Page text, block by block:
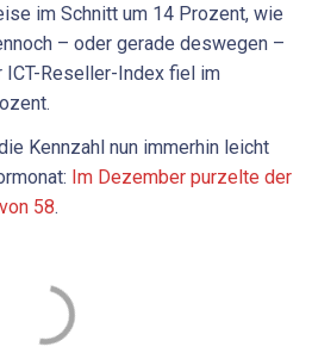
im Schnitt um 14 Prozent, wie
– oder gerade deswegen –
ICT-Reseller-Index fiel im
Kennzahl nun immerhin leicht
Im Dezember purzelte der
58.